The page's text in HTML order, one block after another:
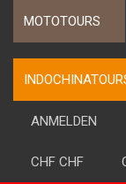
MOTOTOURS
ANMELDEN
CHF CHF